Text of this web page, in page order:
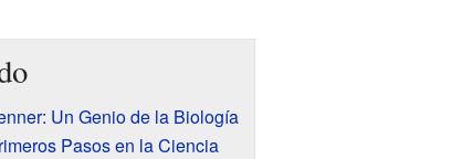
Un Genio de la Biología
Pasos en la Ciencia